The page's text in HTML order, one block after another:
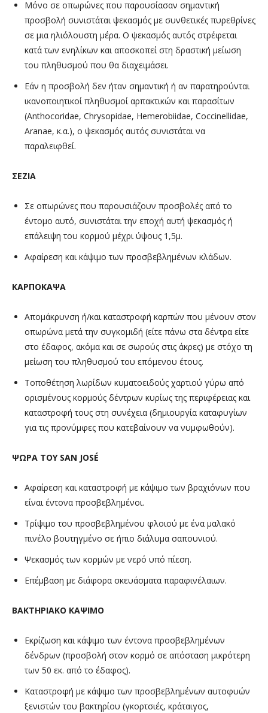
Μόνο σε οπωρώνες που παρουσίασαν σημαντική
προσβολή συνιστάται ψεκασμός με συνθετικές πυρεθρίνες
σε μια ηλιόλουστη μέρα. Ο ψεκασμός αυτός στρέφεται
κατά των ενηλίκων και αποσκοπεί στη δραστική μείωση
του πληθυσμού που θα διαχειμάσει.
Εάν η προσβολή δεν ήταν σημαντική ή αν παρατηρούνται
ικανοποιητικοί πληθυσμοί αρπακτικών και παρασίτων
(Anthocoridae, Chrysopidae, Hemerobiidae, Coccinellidae,
Aranae, κ.α.), ο ψεκασμός αυτός συνιστάται να
παραλειφθεί.
ΣΕΖΙΑ
Σε οπωρώνες που παρουσιάζουν προσβολές από το
έντομο αυτό, συνιστάται την εποχή αυτή ψεκασμός ή
επάλειψη του κορμού μέχρι ύψους 1,5μ.
Αφαίρεση και κάψιμο των προσβεβλημένων κλάδων.
ΚΑΡΠΟΚΑΨΑ
Απομάκρυνση ή/και καταστροφή καρπών που μένουν στον
οπωρώνα μετά την συγκομιδή (είτε πάνω στα δέντρα είτε
στο έδαφος, ακόμα και σε σωρούς στις άκρες) με στόχο τη
μείωση του πληθυσμού του επόμενου έτους.
Τοποθέτηση λωρίδων κυματοειδούς χαρτιού γύρω από
ορισμένους κορμούς δέντρων κυρίως της περιφέρειας και
καταστροφή τους στη συνέχεια (δημιουργία καταφυγίων
για τις προνύμφες που κατεβαίνουν να νυμφωθούν).
ΨΩΡΑ ΤΟΥSAN JOSÉ
Αφαίρεση και καταστροφή με κάψιμο των βραχιόνων που
είναι έντονα προσβεβλημένοι.
Τρίψιμο του προσβεβλημένου φλοιού με ένα μαλακό
πινέλο βουτηγμένο σε ήπιο διάλυμα σαπουνιού.
Ψεκασμός των κορμών με νερό υπό πίεση.
Επέμβαση με διάφορα σκευάσματα παραφινέλαιων.
ΒΑΚΤΗΡΙΑΚΟ ΚΑΨΙΜΟ
Εκρίζωση και κάψιμο των έντονα προσβεβλημένων
δένδρων (προσβολή στον κορμό σε απόσταση μικρότερη
των 50 εκ. από το έδαφος).
Καταστροφή με κάψιμο των προσβεβλημένων αυτοφυών
ξενιστών του βακτηρίου (γκορτσιές, κράταιγος,